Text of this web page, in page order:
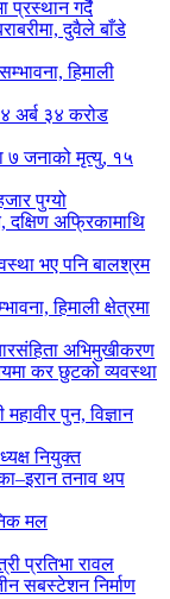
प्रस्थान गर्दै
दुवैले बाँडे
हिमाली
४ अर्ब ३४ करोड
७ जनाको मृत्यु, १५
पुग्यो
अफ्रिकामाथि
भए पनि बालश्रम
हिमाली क्षेत्रमा
अभिमुखीकरण
कर छुटको व्यवस्था
पुन, विज्ञान
नियुक्त
तनाव थप
मल
प्रतिभा रावल
सबस्टेशन निर्माण